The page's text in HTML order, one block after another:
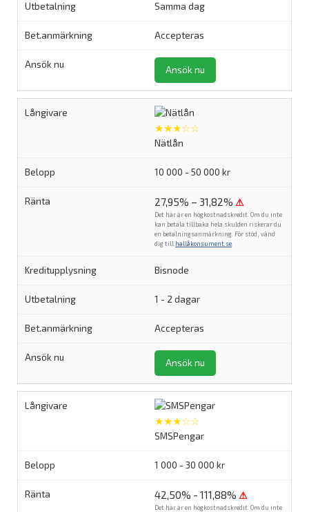
Samma dag
Accepteras
Ansök nu
★★★☆☆
Nätlån
10 000 - 50 000 kr
27,95% – 31,82% ⚠
Det här är en högkostnadskredit. Om du inte
kan betala tillbaka hela skulden riskerar du
en betalningsanmärkning. För stöd, vänd
dig till hallåkonsument.se
Bisnode
1 - 2 dagar
Accepteras
Ansök nu
★★★☆☆
SMSPengar
1 000 - 30 000 kr
42,50% - 111,88% ⚠
Det här är en högkostnadskredit. Om du inte